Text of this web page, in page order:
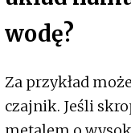
wodę?
Za przykład
czajnik. Jeśli